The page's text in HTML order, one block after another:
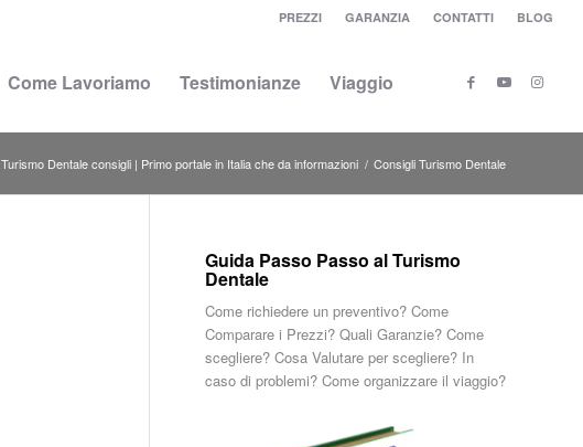
PREZZI GARANZIA CONTATTI BLOG
Come Lavoriamo Testimonianze Viaggio
Turismo Dentale consigli | Primo portale in Italia che da informazioni / Consigli Turismo Dentale
Guida Passo Passo al Turismo
Dentale
Come richiedere un preventivo? Come
Comparare i Prezzi? Quali Garanzie? Come
scegliere? Cosa Valutare per scegliere? In
caso di problemi? Come organizzare il viaggio?